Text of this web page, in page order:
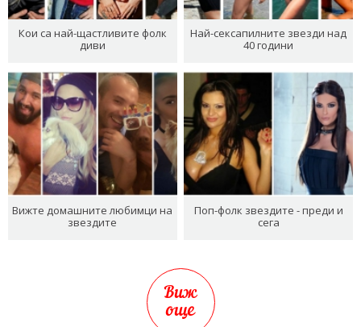
Кои са най-щастливите фолк
диви
Най-сексапилните звезди над
40 години
Вижте домашните любимци на
звездите
Поп-фолк звездите - преди и
сега
Виж
още